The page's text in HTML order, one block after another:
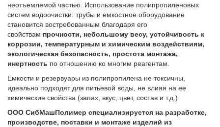
неотъемлемой частью. Использование полипропиленовых
систем водоочистки: трубы и емкостное оборудование
становится востребованным благодаря его
свойствам прочности, небольшому весу, устойчивость к
коррозии, температурным и химическим воздействиям,
экологическая безопасность, простота монтажа,
инертность по отношению ко многим реагентам.
Емкости и резервуары из полипропилена не токсичны,
идеально подходят для питьевой воды, не влияя на ее
химические свойства (запах, вкус, цвет, состав и т.д.)
ООО СибМашПолимер специализируется на разработке,
производстве, поставки и монтаже изделий из